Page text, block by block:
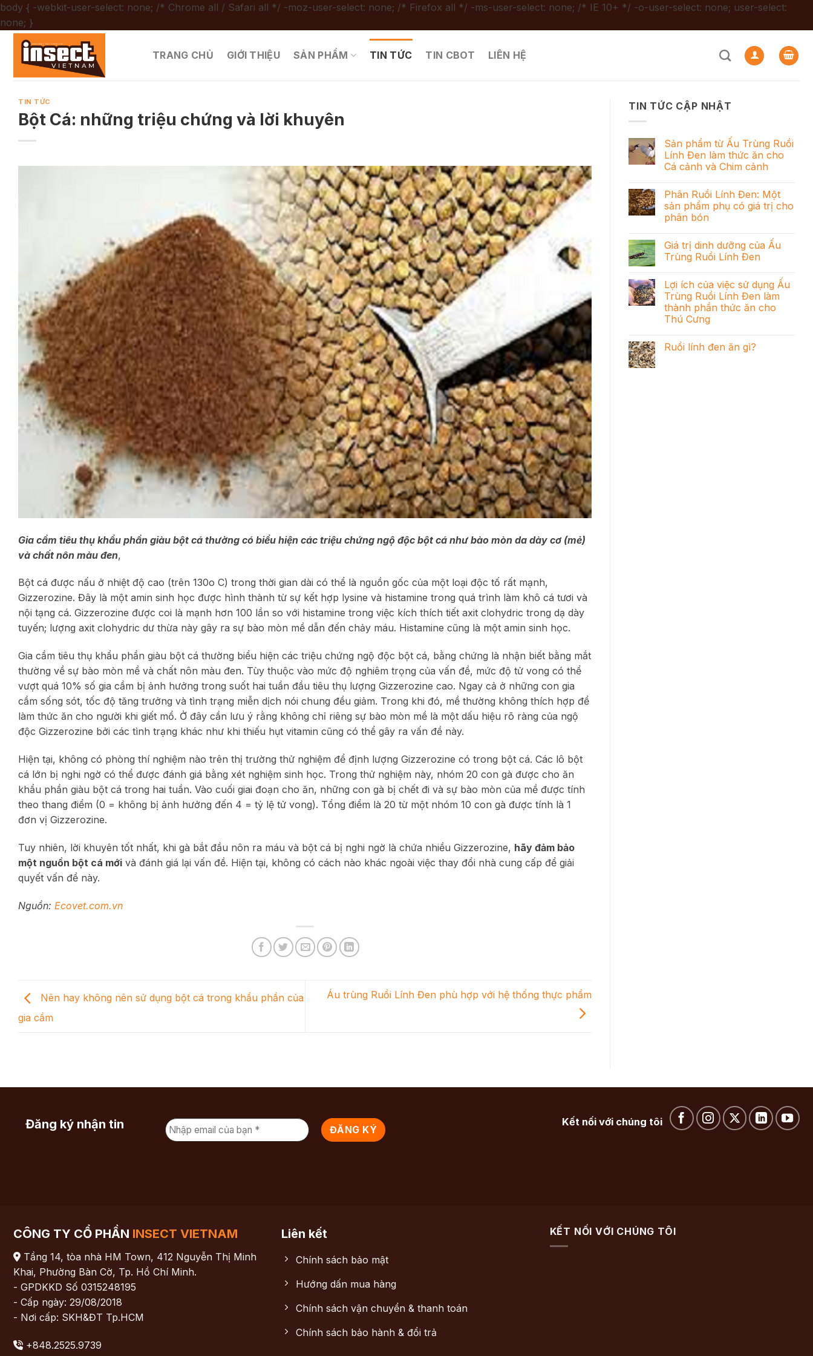
body { -webkit-user-select: none; /* Chrome all / Safari all */ -moz-user-select: none; /* Firefox all */ -ms-user-select: none; /* IE 10+ */ -o-user-select: none; user-select:
none; }
đến
nội
dung
TRANG CHỦ GIỚI THIỆU SẢN PHẨM TIN TỨC TIN CBOT LIÊN HỆ
TIN TỨC
Bột Cá: những triệu chứng và lời khuyên
Gia cầm tiêu thụ khẩu phần giàu bột cá thường có biểu hiện các triệu chứng ngộ độc bột cá như bào mòn da dày cơ (mẻ)
và chất nôn màu đen,
Bột cá được nấu ở nhiệt độ cao (trên 130o C) trong thời gian dài có thể là nguồn gốc của một loại độc tố rất mạnh,
Gizzerozine. Đây là một amin sinh học được hình thành từ sự kết hợp lysine và histamine trong quá trình làm khô cá tươi và
nội tạng cá. Gizzerozine được coi là mạnh hơn 100 lần so với histamine trong việc kích thích tiết axit clohydric trong dạ dày
tuyến; lượng axit clohydric dư thừa này gây ra sự bào mòn mề dẫn đến chảy máu. Histamine cũng là một amin sinh học.
Gia cầm tiêu thụ khẩu phần giàu bột cá thường biểu hiện các triệu chứng ngộ độc bột cá, bằng chứng là nhận biết bằng mắt
thường về sự bào mòn mề và chất nôn màu đen. Tùy thuộc vào mức độ nghiêm trọng của vấn đề, mức độ tử vong có thể
vượt quá 10% số gia cầm bị ảnh hưởng trong suốt hai tuần đầu tiêu thụ lượng Gizzerozine cao. Ngay cả ở những con gia
cầm sống sót, tốc độ tăng trưởng và tình trạng miễn dịch nói chung đều giảm. Trong khi đó, mề thường không thích hợp để
làm thức ăn cho người khi giết mổ. Ở đây cần lưu ý rằng không chỉ riêng sự bào mòn mề là một dấu hiệu rõ ràng của ngộ
độc Gizzerozine bởi các tình trạng khác như khi thiếu hụt vitamin cũng có thể gây ra vấn đề này.
Hiện tại, không có phòng thí nghiệm nào trên thị trường thử nghiệm để định lượng Gizzerozine có trong bột cá. Các lô bột
cá lớn bị nghi ngờ có thể được đánh giá bằng xét nghiệm sinh học. Trong thử nghiệm này, nhóm 20 con gà được cho ăn
khẩu phần giàu bột cá trong hai tuần. Vào cuối giai đoạn cho ăn, những con gà bị chết đi và sự bào mòn của mề được tính
theo thang điểm (0 = không bị ảnh hưởng đến 4 = tỷ lệ tử vong). Tổng điểm là 20 từ một nhóm 10 con gà được tính là 1
đơn vị Gizzerozine.
Tuy nhiên, lời khuyên tốt nhất, khi gà bắt đầu nôn ra máu và bột cá bị nghi ngờ là chứa nhiều Gizzerozine, hãy đảm bảo
một nguồn bột cá mới và đánh giá lại vấn đề. Hiện tại, không có cách nào khác ngoài việc thay đổi nhà cung cấp để giải
quyết vấn đề này.
Nguồn: Ecovet.com.vn
Nên hay không nên sử dụng bột cá trong khẩu phần của
gia cầm
Áu trùng Ruồi Lính Đen phù hợp với hệ thống thực phẩm
TIN TỨC CẬP NHẬT
Sản phẩm từ Ấu Trùng Ruồi
Lính Đen làm thức ăn cho
Cá cảnh và Chim cảnh
Phân Ruồi Lính Đen: Một
sản phẩm phụ có giá trị cho
phân bón
Giá trị dinh dưỡng của Ấu
Trùng Ruồi Lính Đen
Lợi ích của việc sử dụng Ấu
Trùng Ruồi Lính Đen làm
thành phần thức ăn cho
Thú Cưng
Ruồi lính đen ăn gì?
Đăng ký nhận tin Kết nối với chúng tôi
CÔNG TY CỔ PHẦN INSECT VIETNAM
Tầng 14, tòa nhà HM Town, 412 Nguyễn Thị Minh
Khai, Phường Bàn Cờ, Tp. Hồ Chí Minh.
- GPDKKD Số 0315248195
- Cấp ngày: 29/08/2018
- Nơi cấp: SKH&ĐT Tp.HCM
+848.2525.9739
Liên kết
Chính sách bảo mật
Hướng dấn mua hàng
Chính sách vận chuyển & thanh toán
Chính sách bảo hành & đổi trả
KẾT NỐI VỚI CHÚNG TÔI